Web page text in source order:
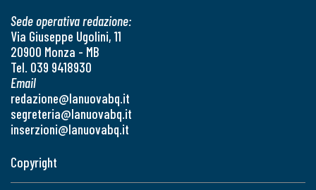
Sede operativa redazione:
Via Giuseppe Ugolini, 11
20900 Monza - MB
Tel. 039 9418930
Email
redazione@lanuovabq.it
segreteria@lanuovabq.it
inserzioni@lanuovabq.it
Copyright